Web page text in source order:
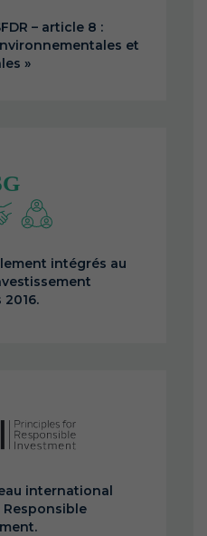
– article 8 :
et
»
intégrés au
2016.
international